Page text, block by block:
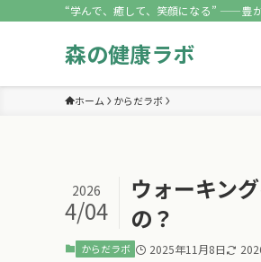
“学んで、癒して、笑顔になる” ——豊
森の健康ラボ
ホーム からだラボ
ウォーキン
の？
2026
4/04
からだラボ 2025年11月8日